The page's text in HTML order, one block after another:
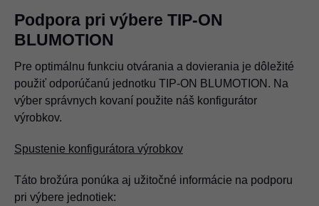
Podpora pri výbere TIP-ON
BLUMOTION
Pre optimálnu funkciu otvárania a dovierania je dôležité
použiť odporúčanú jednotku TIP-ON BLUMOTION. Na
výber správnych kovaní použite náš konfigurátor
výrobkov.
Spustenie konfigurátora výrobkov
Táto brožúra ponúka aj užitočné informácie na podporu
pri výbere jednotiek: